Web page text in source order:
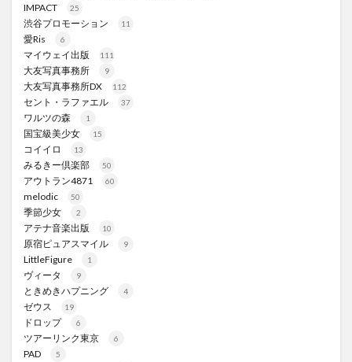
IMPACT 25
渋谷プロモーション 11
愛Ris 6
マイウェイ出版 111
大友写真事務所 9
大友写真事務所DX 112
セント・ラファエル 37
ワルツの森 1
国宝級美少女 15
コイイロ 13
みるきー倶楽部 50
アウトラン4871 60
melodic 50
季節少女 2
アテナ音楽出版 10
原宿ピュアスマイル 9
LittleFigure 1
ヴィータ 9
ときめきハプニング 4
ゼウス 19
ドロップ 6
ツアーリンク東京 6
PAD 5